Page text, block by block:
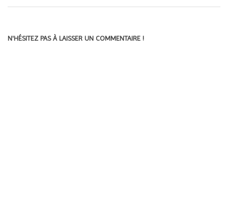
N'HÉSITEZ PAS À LAISSER UN COMMENTAIRE !